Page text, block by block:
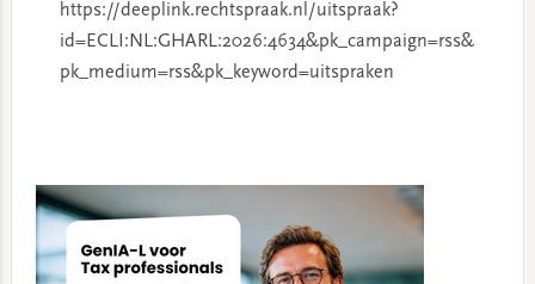
https://deeplink.rechtspraak.nl/uitspraak?
id=ECLI:NL:GHARL:2026:4634&pk_campaign=rss&
pk_medium=rss&pk_keyword=uitspraken
Sidebar